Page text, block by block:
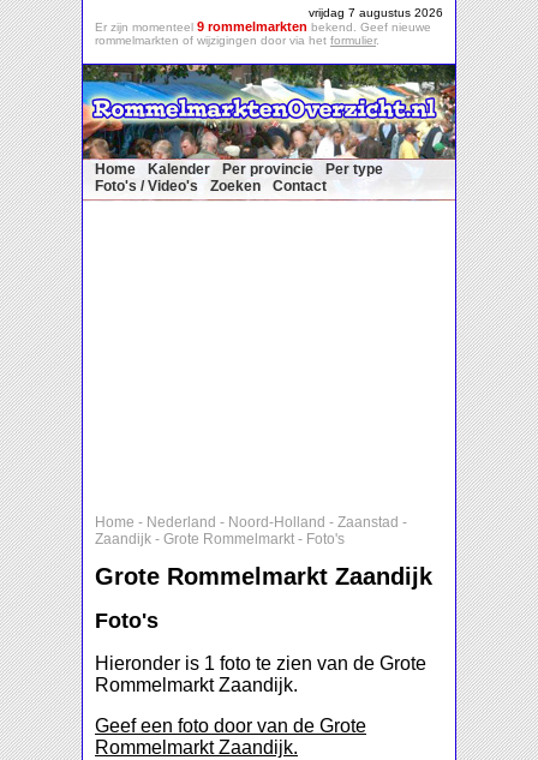
vrijdag 7 augustus 2026
Er zijn momenteel 9 rommelmarkten bekend. Geef nieuwe
rommelmarkten of wijzigingen door via het formulier.
Home Kalender Per provincie
Per type
Foto's / Video's
Zoeken Contact
Home - Nederland - Noord-Holland - Zaanstad -
Zaandijk - Grote Rommelmarkt - Foto's
Grote Rommelmarkt Zaandijk
Foto's
Hieronder is 1 foto te zien van de Grote
Rommelmarkt Zaandijk.
Geef een foto door van de Grote
Rommelmarkt Zaandijk.